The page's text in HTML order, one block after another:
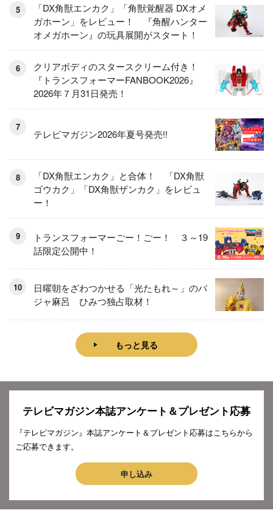
「DX角獣エンカク」「角獣覚醒器 DXオメ
ガホーン」をレビュー！ 『角醒ハンター
オメガホーン』の玩具展開がスタート！
クリアボディのスタースクリーム付き！
『トランスフォーマーFANBOOK2026』
2026年７月31日発売！
テレビマガジン2026年夏号発売!!
「DX角獣エンカク」と合体！ 「DX角獣
ゴウカク」「DX角獣ザンカク」をレビュ
ー！
トランスフォーマーごー！ごー！ ３～19
話限定公開中！
日曜朝をざわつかせる「光たもれ～」のパ
ジャ麻呂 ひみつ独占取材！
もっと見る
テレビマガジン本誌アンケート＆プレゼント応募
『テレビマガジン』本誌アンケート＆プレゼント応募はこちらから
ご応募できます。
申し込み